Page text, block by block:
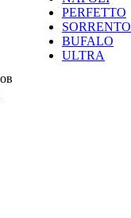
PERFETTO
SORRENTO
BUFALO
ULTRA